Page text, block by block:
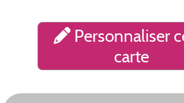
Personnaliser
carte